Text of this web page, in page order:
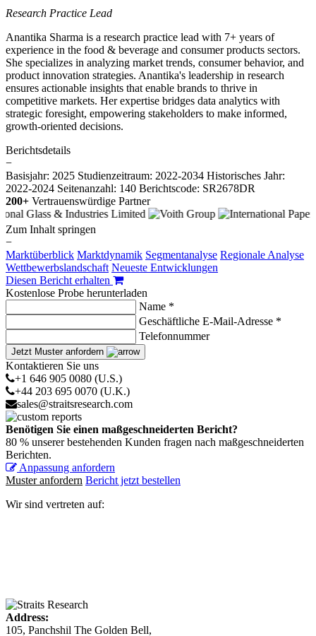
Research Practice Lead
Anantika Sharma is a research practice lead with 7+ years of
experience in the food & beverage and consumer products sectors.
She specializes in analyzing market trends, consumer behavior, and
product innovation strategies. Anantika's leadership in research
ensures actionable insights that enable brands to thrive in
competitive markets. Her expertise bridges data analytics with
strategic foresight, empowering stakeholders to make informed,
growth-oriented decisions.
Berichtsdetails
−
Basisjahr: 2025 Studienzeitraum: 2022-2034 Historisches Jahr:
2022-2024 Seitenanzahl: 140 Berichtscode: SR2678DR
200+ Vertrauenswürdige Partner
Zum Inhalt springen
−
Marktüberblick Marktdynamik Segmentanalyse Regionale Analyse
Wettbewerbslandschaft Neueste Entwicklungen
Diesen Bericht erhalten
Kostenlose Probe herunterladen
Name *
Geschäftliche E-Mail-Adresse *
Telefonnummer
Jetzt Muster anfordern
Kontaktieren Sie uns
+1 646 905 0080 (U.S.)
+44 203 695 0070 (U.K.)
sales@straitsresearch.com
Benötigen Sie einen maßgeschneiderten Bericht?
80 % unserer bestehenden Kunden fragen nach maßgeschneiderten
Berichten.
Anpassung anfordern
Muster anfordern Bericht jetzt bestellen
Wir sind vertreten auf:
Address:
105, Panchshil The Golden Bell,